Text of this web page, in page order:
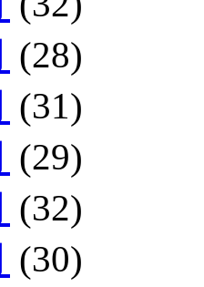
(28)
(31)
(29)
(32)
(30)